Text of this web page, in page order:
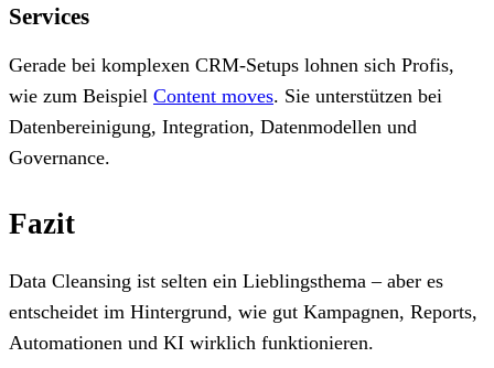
Services
Gerade bei komplexen CRM-Setups lohnen sich Profis,
wie zum Beispiel Content moves. Sie unterstützen bei
Datenbereinigung, Integration, Datenmodellen und
Governance.
Fazit
Data Cleansing ist selten ein Lieblingsthema – aber es
entscheidet im Hintergrund, wie gut Kampagnen, Reports,
Automationen und KI wirklich funktionieren.